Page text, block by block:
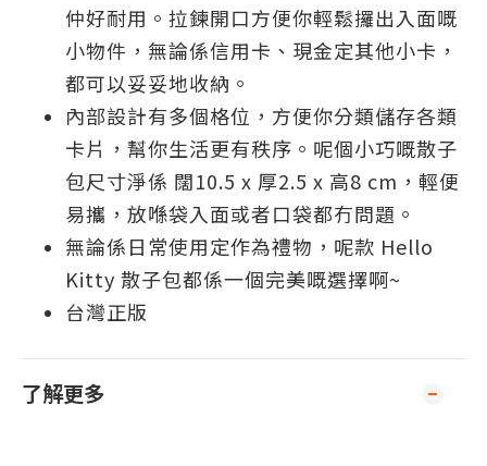
仲好耐用。拉鍊開口方便你輕鬆攞出入面嘅
小物件，無論係信用卡、現金定其他小卡，
都可以妥妥地收納。
內部設計有多個格位，方便你分類儲存各類
卡片，幫你生活更有秩序。呢個小巧嘅散子
包尺寸淨係 闊10.5 x 厚2.5 x 高8 cm，輕便
易攜，放喺袋入面或者口袋都冇問題。
無論係日常使用定作為禮物，呢款 Hello
Kitty 散子包都係一個完美嘅選擇啊~
台灣正版
了解更多